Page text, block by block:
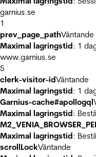
garnius.se
1
prev_page_pathVäntande
Maximal lagringstid: 1
www.garnius.se
5
clerk-visitor-idVäntande
Maximal lagringstid: 1
Garnius-cache#apollogql
Maximal lagringstid:
Maximal lagringstid:
scrollLockVäntande